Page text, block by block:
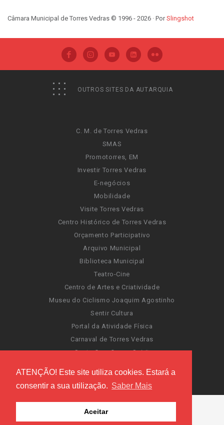
ATENÇÃO! Este site utiliza cookies. Estará a
consentir a sua utilização. Saber Mais
Aceitar
Câmara Municipal de Torres Vedras © 1996 - 2026 · PorSlingshot
OUTROS SITES DA AUTARQUIA
C. M. de Torres Vedras
SMAS
Promotorres, EM
Investir Torres Vedras
E-negócios
Mobilidade
Visite Torres Vedras
Centro Histórico de Torres Vedras
Orçamento Participativo
Arquivo Municipal
Biblioteca Municipal
Teatro-Cine
Centro de Artes e Criatividade
Museu do Ciclismo Joaquim Agostinho
Sentir Cultura
Portal da Atividade Física
Carnaval de Torres Vedras
Santa Cruz Ocean Spirit